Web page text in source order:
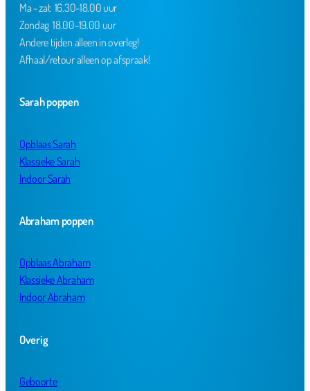
Ma - zat 16.30-18.00 uur
Zondag 18.00-19.00 uur
Andere tijden alleen in overleg!
Afhaal/retour alleen op afspraak!
Sarah poppen
Opblaas Sarah
Klassieke Sarah
Indoor Sarah
Abraham poppen
Opblaas Abraham
Klassieke Abraham
Indoor Abraham
Overig
Geboorte